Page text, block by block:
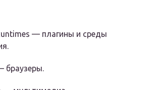
— плагины и среды
браузеры.